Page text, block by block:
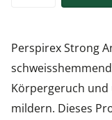
Perspirex Strong
Körpergeruch und
mildern. Dieses